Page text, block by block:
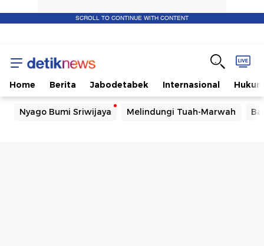
SCROLL TO CONTINUE WITH CONTENT
Home Berita Jabodetabek Internasional Hukum
Nyago Bumi Sriwijaya Melindungi Tuah-Marwah